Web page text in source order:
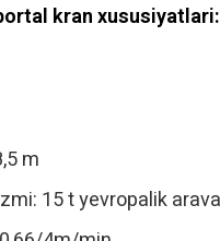
kran xususiyatlari:
m
15 t yevropalik